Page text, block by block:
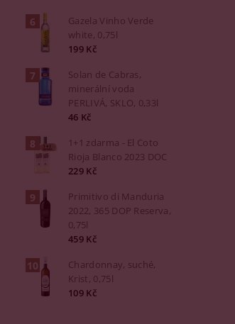
Gazela Vinho Verde
white, 0,75l
199 Kč
Solan de Cabras,
minerální voda
PERLIVÁ, SKLO, 0,33l
46 Kč
1+1 zdarma - El Coto
Rioja Blanco 2023 DOC
229 Kč
Primitivo di Manduria
2022, 365 DOP Reserva,
0,75l
459 Kč
Chardonnay, suché,
Krist, 0,75l
109 Kč